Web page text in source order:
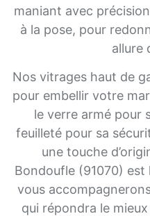
maniant avec
à la pose, pour
allure
Nos vitrages haut de
pour embellir votre
le verre armé pour
feuilleté pour sa
une touche
Bondoufle (91070) est
vous
qui répondra le